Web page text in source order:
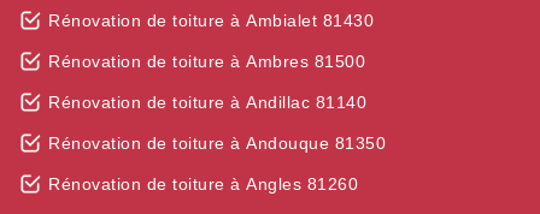
Rénovation de toiture à Ambialet 81430
Rénovation de toiture à Ambres 81500
Rénovation de toiture à Andillac 81140
Rénovation de toiture à Andouque 81350
Rénovation de toiture à Angles 81260